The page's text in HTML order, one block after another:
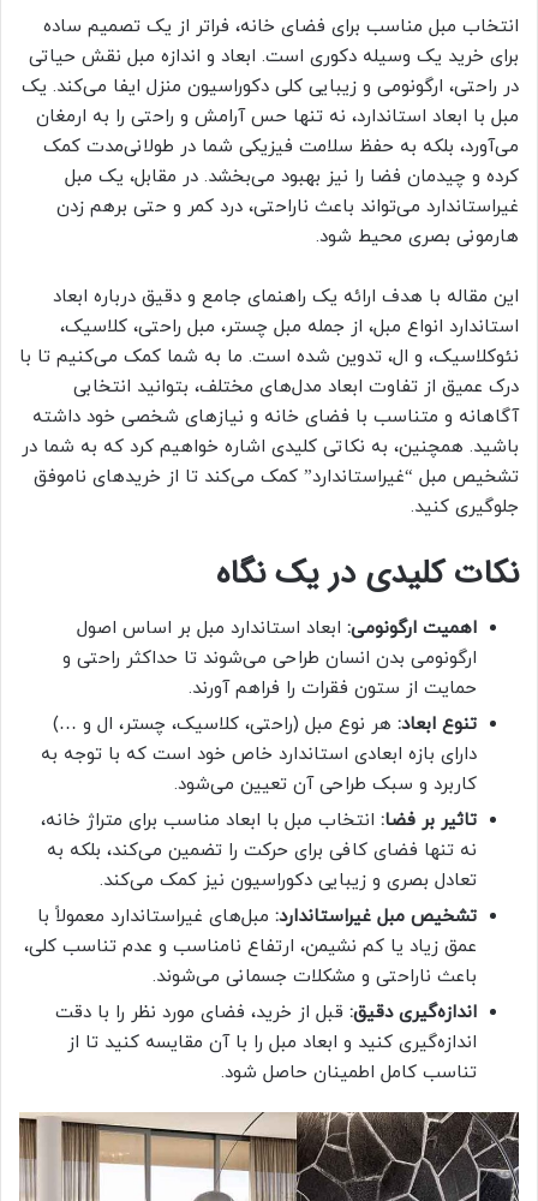
انتخاب مبل مناسب برای فضای خانه، فراتر از یک تصمیم ساده
برای خرید یک وسیله دکوری است. ابعاد و اندازه مبل نقش حیاتی
در راحتی، ارگونومی و زیبایی کلی دکوراسیون منزل ایفا می‌کند. یک
مبل با ابعاد استاندارد، نه تنها حس آرامش و راحتی را به ارمغان
می‌آورد، بلکه به حفظ سلامت فیزیکی شما در طولانی‌مدت کمک
کرده و چیدمان فضا را نیز بهبود می‌بخشد. در مقابل، یک مبل
غیراستاندارد می‌تواند باعث ناراحتی، درد کمر و حتی برهم زدن
هارمونی بصری محیط شود.
این مقاله با هدف ارائه یک راهنمای جامع و دقیق درباره ابعاد
استاندارد انواع مبل، از جمله مبل چستر، مبل راحتی، کلاسیک،
نئوکلاسیک، و ال، تدوین شده است. ما به شما کمک می‌کنیم تا با
درک عمیق از تفاوت ابعاد مدل‌های مختلف، بتوانید انتخابی
آگاهانه و متناسب با فضای خانه و نیازهای شخصی خود داشته
باشید. همچنین، به نکاتی کلیدی اشاره خواهیم کرد که به شما در
تشخیص مبل “غیراستاندارد” کمک می‌کند تا از خریدهای ناموفق
جلوگیری کنید.
نکات کلیدی در یک نگاه
اهمیت ارگونومی: ابعاد استاندارد مبل بر اساس اصول
ارگونومی بدن انسان طراحی می‌شوند تا حداکثر راحتی و
حمایت از ستون فقرات را فراهم آورند.
تنوع ابعاد: هر نوع مبل (راحتی، کلاسیک، چستر، ال و …)
دارای بازه ابعادی استاندارد خاص خود است که با توجه به
کاربرد و سبک طراحی آن تعیین می‌شود.
تاثیر بر فضا: انتخاب مبل با ابعاد مناسب برای متراژ خانه،
نه تنها فضای کافی برای حرکت را تضمین می‌کند، بلکه به
تعادل بصری و زیبایی دکوراسیون نیز کمک می‌کند.
تشخیص مبل غیراستاندارد: مبل‌های غیراستاندارد معمولاً با
عمق زیاد یا کم نشیمن، ارتفاع نامناسب و عدم تناسب کلی،
باعث ناراحتی و مشکلات جسمانی می‌شوند.
اندازه‌گیری دقیق: قبل از خرید، فضای مورد نظر را با دقت
اندازه‌گیری کنید و ابعاد مبل را با آن مقایسه کنید تا از
تناسب کامل اطمینان حاصل شود.